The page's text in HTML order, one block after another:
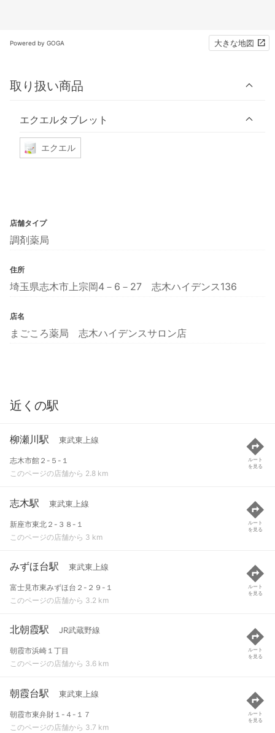
Powered by GOGA 大きな地図
取り扱い商品
エクエルタブレット
エクエル
店舗タイプ
調剤薬局
住所
埼玉県志木市上宗岡4－6－27 志木ハイデンス136
店名
まごころ薬局 志木ハイデンスサロン店
近くの駅
柳瀬川駅 東武東上線
志木市館２-５-１
このページの店舗から 2.8 km
ルート
を見る
志木駅 東武東上線
新座市東北２-３８-１
このページの店舗から 3 km
ルート
を見る
みずほ台駅 東武東上線
富士見市東みずほ台２-２９-１
このページの店舗から 3.2 km
ルート
を見る
北朝霞駅 JR武蔵野線
朝霞市浜崎１丁目
このページの店舗から 3.6 km
ルート
を見る
朝霞台駅 東武東上線
朝霞市東弁財１-４-１７
このページの店舗から 3.7 km
ルート
を見る